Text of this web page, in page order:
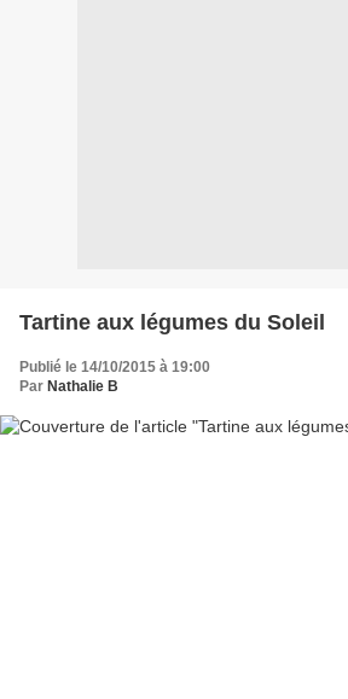
Tartine aux légumes du Soleil
Publié le 14/10/2015 à 19:00
Par Nathalie B